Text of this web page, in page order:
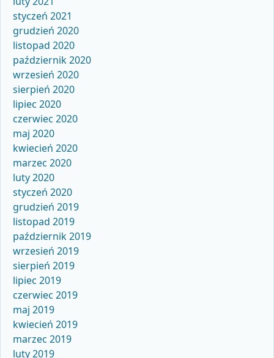
styczeń 2021
grudzień 2020
listopad 2020
październik 2020
wrzesień 2020
sierpień 2020
lipiec 2020
czerwiec 2020
maj 2020
kwiecień 2020
marzec 2020
luty 2020
styczeń 2020
grudzień 2019
listopad 2019
październik 2019
wrzesień 2019
sierpień 2019
lipiec 2019
czerwiec 2019
maj 2019
kwiecień 2019
marzec 2019
luty 2019